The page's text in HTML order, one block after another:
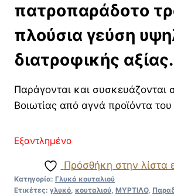
πατροπαράδοτο
πλούσια γεύση
διατροφικής αξίας.
Παράγονται και συσκευάζονται
Βοιωτίας από αγνά προϊόντα
Εξαντλημένο
Πρόσθήκη στην λίστα
Κατηγορία: Γλυκά κουταλιού
Ετικέτες: γλυκό κουταλιού ΜΥΡΤΙΛΟ,